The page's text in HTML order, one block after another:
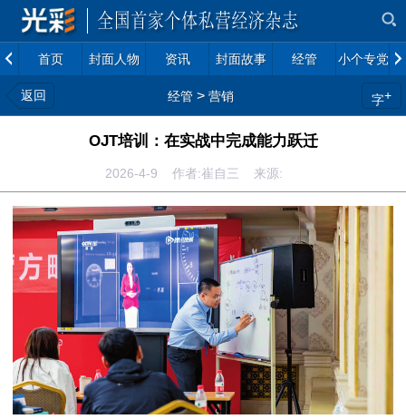
首页 封面人物 资讯 封面故事 经管 小个专党建
返回 经管 > 营销 字+
OJT培训：在实战中完成能力跃迁
2026-4-9 作者:崔自三 来源: